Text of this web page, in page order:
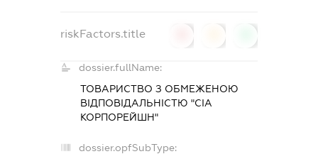
riskFactors.title
dossier.fullName:
ТОВАРИСТВО З ОБМЕЖЕНОЮ
ВІДПОВІДАЛЬНІСТЮ "СІА
КОРПОРЕЙШН"
dossier.opfSubType: